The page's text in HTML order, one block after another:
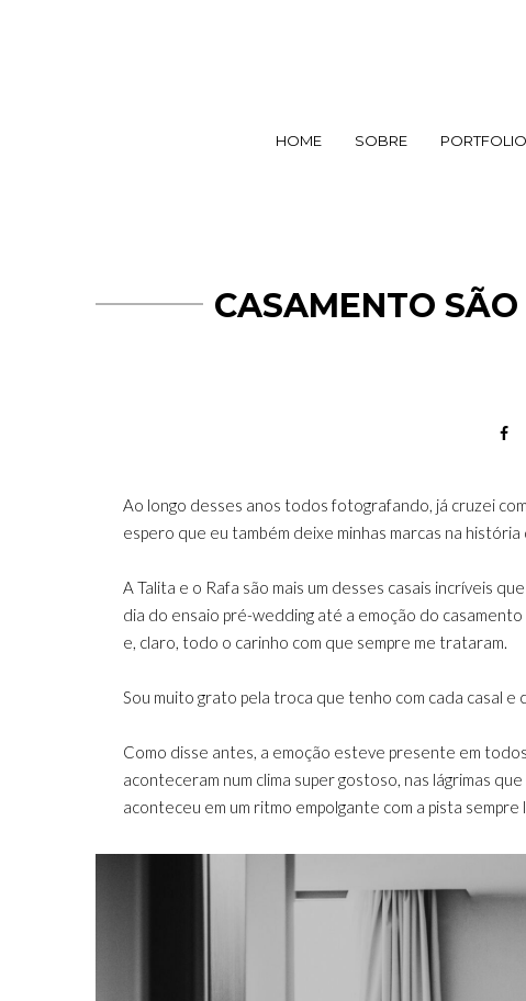
HOME SOBRE PORTFOLIO
CASAMENTO
Ao longo desses anos todos fotografando, já cruzei
espero que eu também deixe minhas marcas na história
A Talita e o Rafa são mais um desses casais incríveis
dia do ensaio pré-wedding até a emoção do
e, claro, todo o carinho com que sempre me trataram.
Sou muito grato pela troca que tenho com cada casal e
Como disse antes, a emoção esteve presente em
aconteceram num clima super gostoso, nas lágrimas
aconteceu em um ritmo empolgante com a pista